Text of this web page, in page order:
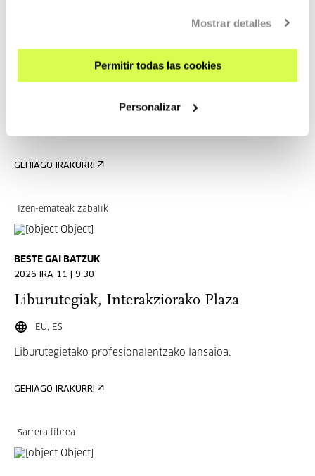
Mostrar detalles
Permitir todas las cookies
Personalizar
MUGIMENDU ETA OSASUN
ZENBAIT HIZKUNTZA
topaketak seigarren urtez jarraian ospatuko dira 2026ko
GEHIAGO IRAKURRI
Izen-emateak zabalik
BESTE GAI BATZUK
2026 IRA 11 | 9:30
Liburutegiak, Interakziorako Plaza
EU, ES
Liburutegietako profesionalentzako lansaioa.
GEHIAGO IRAKURRI
Sarrera librea